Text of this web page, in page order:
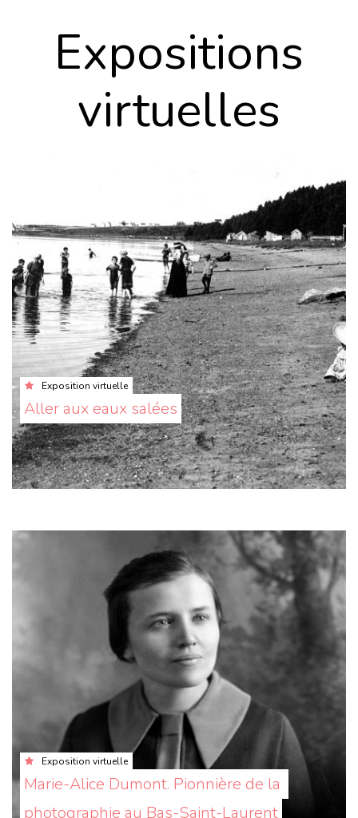
expositions
virtuelles
Exposition virtuelle
Aller aux eaux salées
Exposition virtuelle
Marie-Alice Dumont. Pionnière de la
photographie au Bas-Saint-Laurent